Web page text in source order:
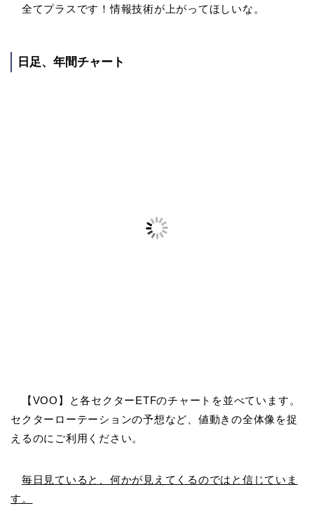
全てプラスです！情報技術が上がってほしいな。
日足、年間チャート
【VOO】と各セクターETFのチャートを並べています。
セクターローテーションの予想など、値動きの全体像を捉
えるのにご利用ください。
毎日見ていると、何かが見えてくるのではと信じていま
す。